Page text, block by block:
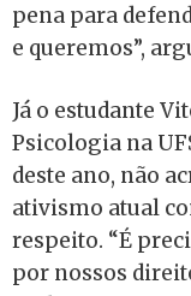
pena para
e queremos”,
Já o estudante
Psicologia na
deste ano, não
ativismo atual
respeito. “É
por nossos